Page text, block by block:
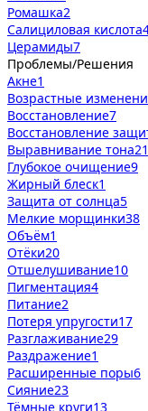
Ромашка2
Салициловая кислота
Церамиды7
Проблемы/Решения
Акне1
Возрастные
Восстановление7
Восстановление
Выравнивание тона21
Глубокое очищение9
Жирный блеск1
Защита от солнца5
Мелкие морщинки38
Объём1
Отёки20
Отшелушивание10
Пигментация4
Питание2
Потеря упругости17
Разглаживание29
Раздражение1
Расширенные поры6
Сияние23
Тёмные круги13